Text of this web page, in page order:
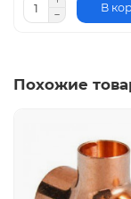
В
Похожие